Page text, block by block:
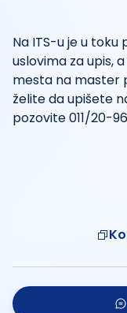
Na ITS-u je u
uslovima za upis,
mesta na master
želite da upišete
pozovite 011/20-